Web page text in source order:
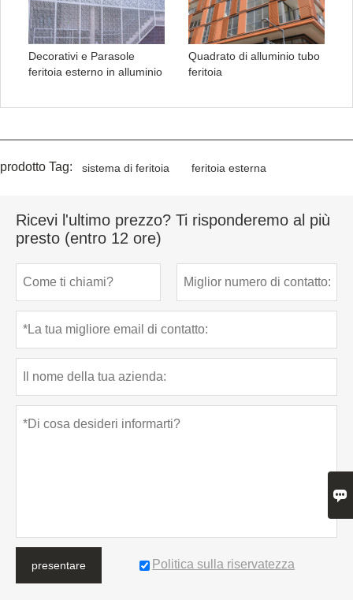
Decorativi e Parasole
feritoia esterno in alluminio
Quadrato di alluminio tubo
feritoia
prodotto Tag: sistema di feritoia feritoia esterna
Ricevi l'ultimo prezzo? Ti risponderemo al più
presto (entro 12 ore)
presentare Politica sulla riservatezza
